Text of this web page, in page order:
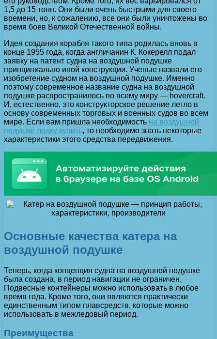
1,5 до 15 тонн. Они были очень быстрыми для своего
времени, но, к сожалению, все они были уничтожены во
время боев Великой Отечественной войны.
Идея создания корабля такого типа родилась вновь в
конце 1955 года, когда англичанин К. Кокерелл подал
заявку на патент судна на воздушной подушке
принципиально иной конструкции. Ученые назвали его
изобретение судном на воздушной подушке. Именно
поэтому современное название судна на воздушной
подушке распространилось по всему миру — hovercraft.
И, естественно, это конструкторское решение легло в
основу современных торговых и военных судов во всем
мире. Если вам пришла необходимость на воздушной
подушке лодку купить, то необходимо знать некоторые
характеристики этого средства передвижения.
Основные качества катера на
воздушной подушке
Теперь, когда концепция судна на воздушной подушке
была создана, в период навигации не ограничен.
Подвесные контейнеры можно использовать в любое
время года. Кроме того, они являются практически
единственным типом плавсредств, которые можно
использовать в межледовый период.
Преимущества